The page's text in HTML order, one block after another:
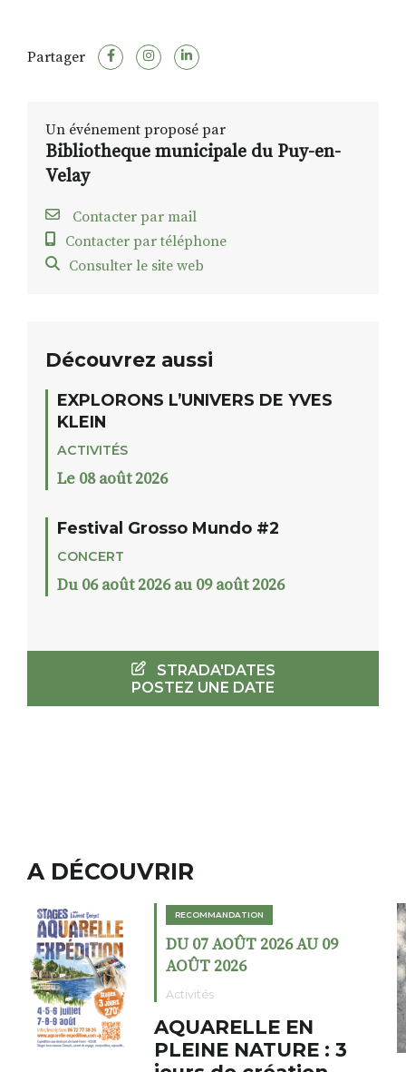
Partager
Un événement proposé par
Bibliotheque municipale du Puy-en-
Velay
Contacter par mail
Contacter par téléphone
Consulter le site web
Découvrez aussi
EXPLORONS L’UNIVERS DE YVES
KLEIN
ACTIVITÉS
Le 08 août 2026
Festival Grosso Mundo #2
CONCERT
Du 06 août 2026 au 09 août 2026
STRADA'DATES
POSTEZ UNE DATE
A DÉCOUVRIR
RECOMMANDATION
DU 02 AOÛT 2026 AU 23
AOÛT 2026
Expositions
Cochon charbon au
fumoir